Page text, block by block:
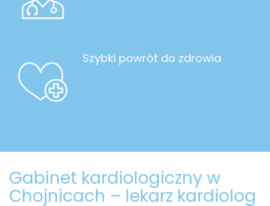
Szybki powrót do zdrowia
Gabinet kardiologiczny w
Chojnicach – lekarz kardiolog